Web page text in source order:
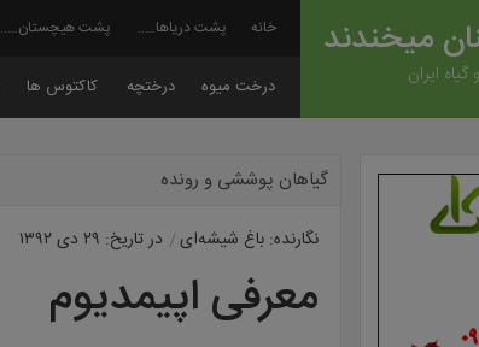
میخندند
ایران
خانه پشت دریاها….. پشت هیچستان…..
درخت میوه درختچه کاکتوس ها
گیاهان پوششی و رونده
نگارنده: باغ شیشه‌ای در تاریخ: ۲۹ دی ۱۳۹۲
معرفی اپیمدیوم